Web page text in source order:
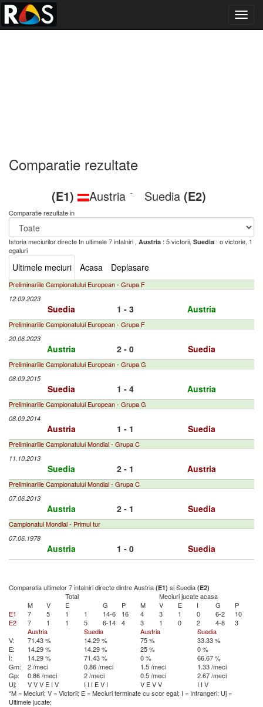
Comparatie rezultate
(E1) Austria - Suedia (E2)
Comparatie rezultate in
Istoria meciurilor directe In ultimele 7 intalniri , Austria : 5 victorii, Suedia : o victorie, 1
egaluri
Ultimele meciuri Acasa Deplasare
Preliminariile Campionatului European - Grupa F
12.09.2023
Suedia 1 - 3 Austria
Preliminariile Campionatului European - Grupa F
20.06.2023
Austria 2 - 0 Suedia
Preliminariile Campionatului European - Grupa G
08.09.2015
Suedia 1 - 4 Austria
Preliminariile Campionatului European - Grupa G
08.09.2014
Austria 1 - 1 Suedia
Preliminariile Campionatului Mondial - Grupa C
11.10.2013
Suedia 2 - 1 Austria
Preliminariile Campionatului Mondial - Grupa C
07.06.2013
Austria 2 - 1 Suedia
Campionatul Mondial - Primul tur
07.06.1978
Austria 1 - 0 Suedia
Comparatia ultimelor 7 intalniri directe dintre Austria (E1) si Suedia (E2)
Total
Meciuri jucate acasa
M
V E G P M V E I G
P
E1
7 5 1 1 14-6 16 4 3 1 0 6-2
10
E2
7 1 1 5 6-14 4 3 1 0 2 4-8
3
Austria
Suedia Austria
Suedia
V:
71.43 % 14.29 % 75 %
33.33 %
E:
14.29 % 14.29 % 25 %
0 %
Î:
14.29 % 71.43 % 0 %
66.67 %
Gm:
2 /meci 0.86 /meci 1.5 /meci
1.33 /meci
Gp:
0.86 /meci 2 /meci 0.5 /meci
2.67 /meci
Uj:
VVV E I V I I I EV I V EVV I I V
*M = Meciuri; V = Victorii; E = Meciuri terminate cu scor egal; I = Infrangeri; Uj =
Ultimele jucate;